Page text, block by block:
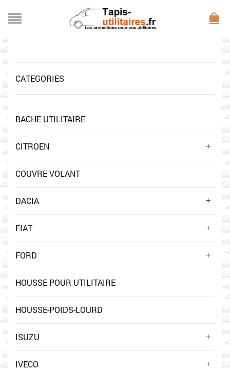
CATEGORIES
BACHE UTILITAIRE
CITROEN
COUVRE VOLANT
DACIA
FIAT
FORD
HOUSSE POUR UTILITAIRE
HOUSSE-POIDS-LOURD
ISUZU
IVECO